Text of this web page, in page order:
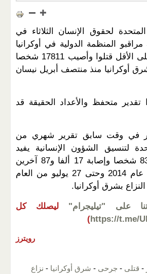
لحقوق الإنسان الثلاثاء في
المنظمة الدولية في أوكرانيا
إن 7962 شخصا على الأقل قتلوا وأصيب 17811 شخصا
أوكرانيا منذ منتصف أبريل نيسان
تقدير متحفظ والأعداد الحقيقة قد
في وقت سابق تقرير شهري من
لتنسيق الشؤون الإنسانية يفيد
بمقتل 6 آلاف و832 شخصا وإصابة 17 ألفا و87 آخرين
منذ منتصف أبريل عام 2014 وحتى 27 يوليو من العام
بشرق أوكرانيا.
على "تيليجرام"
ليصلك كل
https://t.me/
)
رويترز
- قتلى - جرحى - شرق أوكرانيا - نزاع